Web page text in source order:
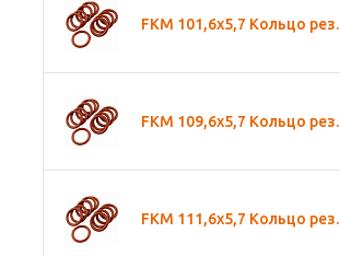
FKM 101,6х5,7 Кольцо рез.
FKM 109,6х5,7 Кольцо рез.
FKM 111,6х5,7 Кольцо рез.